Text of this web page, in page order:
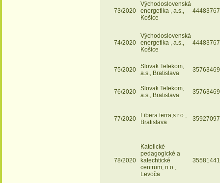
73/2020
Východoslovenská
energetika , a.s.,
Košice
44483767
74/2020
Východoslovenská
energetika , a.s.,
Košice
44483767
75/2020
Slovak Telekom,
a.s., Bratislava
35763469
76/2020
Slovak Telekom,
a.s., Bratislava
35763469
77/2020
Libera terra,s.r.o.,
Bratislava
35927097
78/2020
Katolické
pedagogické a
katechtické
centrum, n.o.,
Levoča
35581441